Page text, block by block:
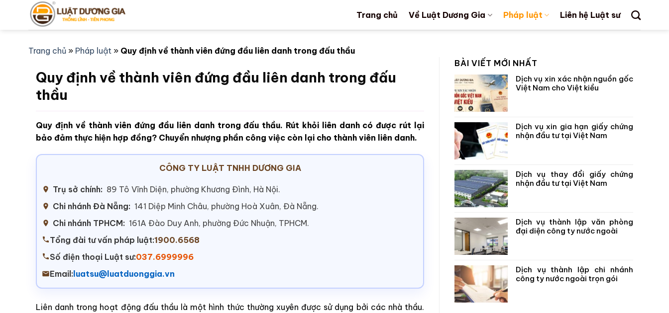
Trang chủ Về Luật Dương Gia Pháp luật Liên hệ Luật sư
Trang chủ » Pháp luật » Quy định về thành viên đứng đầu liên danh trong đấu thầu
Quy định về thành viên đứng đầu liên danh trong đấu
thầu
Quy định về thành viên đứng đầu liên danh trong đấu thầu. Rút khỏi liên danh có được rút lại
bảo đảm thực hiện hợp đồng? Chuyển nhượng phần công việc còn lại cho thành viên liên danh.
CÔNG TY LUẬT TNHH DƯƠNG GIA
Trụ sở chính: 89 Tô Vĩnh Diện, phường Khương Đình, Hà Nội.
Chi nhánh Đà Nẵng: 141 Diệp Minh Châu, phường Hoà Xuân, Đà Nẵng.
Chi nhánh TPHCM: 161A Đào Duy Anh, phường Đức Nhuận, TPHCM.
Tổng đài tư vấn pháp luật:1900.6568
Số điện thoại Luật sư:037.6999996
Email: luatsu@luatduonggia.vn
Liên danh trong hoạt động đấu thầu là một hình thức thường xuyên được sử dụng bởi các nhà thầu.
BÀI VIẾT MỚI NHẤT
Dịch vụ xin xác nhận nguồn gốc
Việt Nam cho Việt kiều
Dịch vụ xin gia hạn giấy chứng
nhận đầu tư tại Việt Nam
Dịch vụ thay đổi giấy chứng
nhận đầu tư tại Việt Nam
Dịch vụ thành lập văn phòng
đại diện công ty nước ngoài
Dịch vụ thành lập chi nhánh
công ty nước ngoài trọn gói